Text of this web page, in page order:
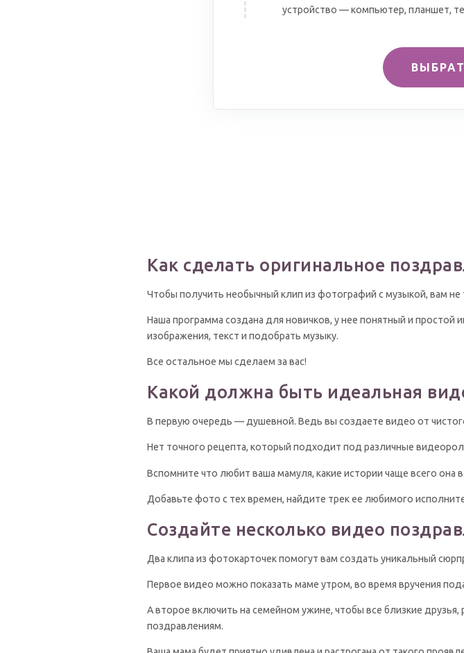
устройство — компьютер, планшет,
Как сделать оригинальное
Чтобы получить необычный клип из фотографий с музыкой, вам не
Наша программа создана для новичков, у нее понятный и
изображения, текст и подобрать музыку.
Все остальное мы сделаем за вас!
Какой должна быть идеальная
В первую очередь — душевной. Ведь вы создаете видео от
Нет точного рецепта, который подходит под различные
Вспомните что любит ваша мамуля, какие истории чаще всего она
Добавьте фото с тех времен, найдите трек ее любимого
Создайте несколько видео
Два клипа из фотокарточек помогут вам создать уникальный
Первое видео можно показать маме утром, во время вручения
А второе включить на семейном ужине, чтобы все близкие
поздравлениям.